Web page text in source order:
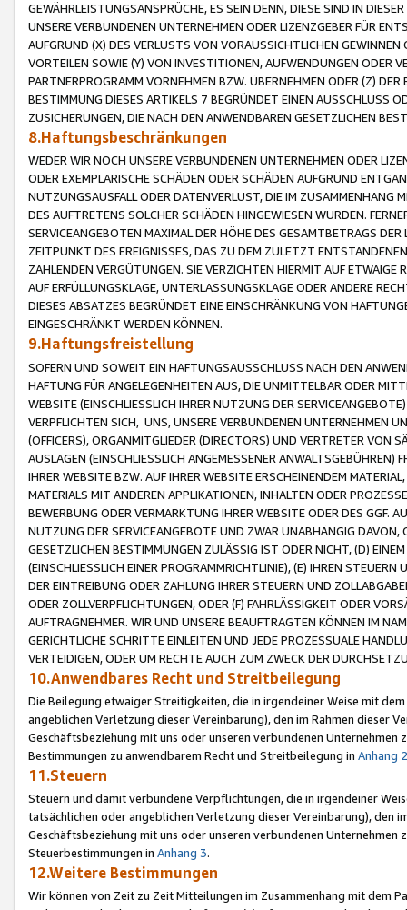
GEWÄHRLEISTUNGSANSPRÜCHE, ES SEIN DENN, DIESE SIND IN
UNSERE VERBUNDENEN UNTERNEHMEN ODER LIZENZGEBER FÜR
AUFGRUND (X) DES VERLUSTS VON VORAUSSICHTLICHEN
VORTEILEN SOWIE (Y) VON INVESTITIONEN, AUFWENDUNGEN ODER
PARTNERPROGRAMM VORNEHMEN BZW. ÜBERNEHMEN ODER (Z)
BESTIMMUNG DIESES ARTIKELS 7 BEGRÜNDET EINEN AUSSCHLUSS
ZUSICHERUNGEN, DIE NACH DEN ANWENDBAREN GESETZLICHEN
8.Haftungsbeschränkungen
WEDER WIR NOCH UNSERE VERBUNDENEN UNTERNEHMEN ODER
ODER EXEMPLARISCHE SCHÄDEN ODER SCHÄDEN AUFGRUND
NUTZUNGSAUSFALL ODER DATENVERLUST, DIE IM ZUSAMMENHANG
DES AUFTRETENS SOLCHER SCHÄDEN HINGEWIESEN WURDEN.
SERVICEANGEBOTEN MAXIMAL DER HÖHE DES GESAMTBETRAGS
ZEITPUNKT DES EREIGNISSES, DAS ZU DEM ZULETZT
ZAHLENDEN VERGÜTUNGEN. SIE VERZICHTEN HIERMIT AUF
AUF ERFÜLLUNGSKLAGE, UNTERLASSUNGSKLAGE ODER ANDERE
DIESES ABSATZES BEGRÜNDET EINE EINSCHRÄNKUNG VON
EINGESCHRÄNKT WERDEN KÖNNEN.
9.Haftungsfreistellung
SOFERN UND SOWEIT EIN HAFTUNGSAUSSCHLUSS NACH DEN
HAFTUNG FÜR ANGELEGENHEITEN AUS, DIE UNMITTELBAR ODER
WEBSITE (EINSCHLIESSLICH IHRER NUTZUNG DER
VERPFLICHTEN SICH, UNS, UNSERE VERBUNDENEN UNTERNEHMEN
(OFFICERS), ORGANMITGLIEDER (DIRECTORS) UND VERTRETER VON
AUSLAGEN (EINSCHLIESSLICH ANGEMESSENER
IHRER WEBSITE BZW. AUF IHRER WEBSITE ERSCHEINENDEM
MATERIALS MIT ANDEREN APPLIKATIONEN, INHALTEN ODER
BEWERBUNG ODER VERMARKTUNG IHRER WEBSITE ODER DES GGF.
NUTZUNG DER SERVICEANGEBOTE UND ZWAR UNABHÄNGIG
GESETZLICHEN BESTIMMUNGEN ZULÄSSIG IST ODER NICHT, (D)
(EINSCHLIESSLICH EINER PROGRAMMRICHTLINIE), (E) IHREN
DER EINTREIBUNG ODER ZAHLUNG IHRER STEUERN UND
ODER ZOLLVERPFLICHTUNGEN, ODER (F) FAHRLÄSSIGKEIT ODER
AUFTRAGNEHMER. WIR UND UNSERE BEAUFTRAGTEN KÖNNEN IM
GERICHTLICHE SCHRITTE EINLEITEN UND JEDE PROZESSUALE
VERTEIDIGEN, ODER UM RECHTE AUCH ZUM ZWECK DER
10.Anwendbares Recht und Streitbeilegung
Die Beilegung etwaiger Streitigkeiten, die in irgendeiner Weise mit
angeblichen Verletzung dieser Vereinbarung), den im Rahmen dieser
Geschäftsbeziehung mit uns oder unseren verbundenen
Bestimmungen zu anwendbarem Recht und Streitbeilegung in Anhang 2
11.Steuern
Steuern und damit verbundene Verpflichtungen, die in irgendeiner
tatsächlichen oder angeblichen Verletzung dieser Vereinbarung), den
Geschäftsbeziehung mit uns oder unseren verbundenen
Steuerbestimmungen in Anhang 3.
12.Weitere Bestimmungen
Wir können von Zeit zu Zeit Mitteilungen im Zusammenhang mit dem